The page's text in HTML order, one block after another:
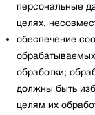
персональные
целях,
обеспечение
обработки;
должны быть
целям их